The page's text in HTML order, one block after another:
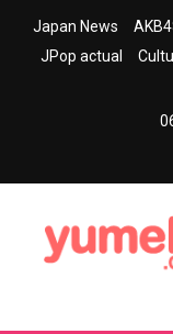
Japan News
JPop actual